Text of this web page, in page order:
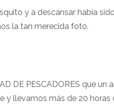
y a descansar había
la tan merecida foto.
DE PESCADORES que un
y llevamos más de 20 horas